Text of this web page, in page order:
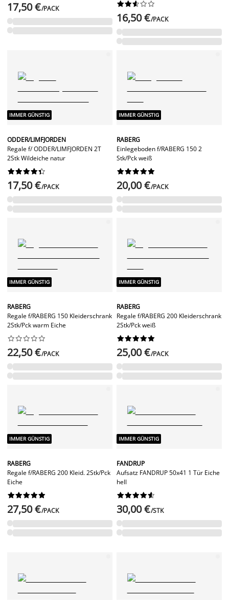
17,50 €/PACK






16,50 €/PACK
IMMER GÜNSTIG
ODDER/LIMFJORDEN
Regale f/ ODDER/LIMFJORDEN 2T
2Stk Wildeiche natur






17,50 €/PACK
IMMER GÜNSTIG
RABERG
Einlegeboden f/RABERG 150 2
Stk/Pck weiß






20,00 €/PACK
IMMER GÜNSTIG
RABERG
Regale f/RABERG 150 Kleiderschrank
2Stk/Pck warm Eiche






22,50 €/PACK
IMMER GÜNSTIG
RABERG
Regale f/RABERG 200 Kleiderschrank
2Stk/Pck weiß






25,00 €/PACK
IMMER GÜNSTIG
RABERG
Regale f/RABERG 200 Kleid. 2Stk/Pck
Eiche






27,50 €/PACK
IMMER GÜNSTIG
FANDRUP
Aufsatz FANDRUP 50x41 1 Tür Eiche
hell






30,00 €/STK